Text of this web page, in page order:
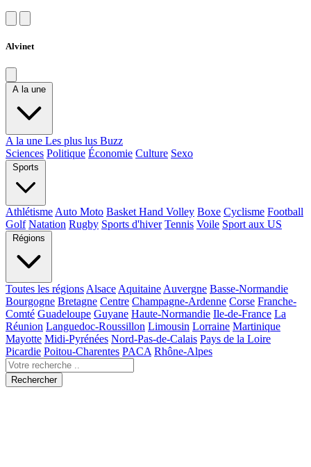
Alvinet
A la une
A la une Les plus lus Buzz
Sciences Politique Économie Culture Sexo
Sports
Athlétisme Auto Moto Basket Hand Volley Boxe Cyclisme Football
Golf Natation Rugby Sports d'hiver Tennis Voile Sport aux US
Régions
Toutes les régions Alsace Aquitaine Auvergne Basse-Normandie
Bourgogne Bretagne Centre Champagne-Ardenne Corse Franche-
Comté Guadeloupe Guyane Haute-Normandie Ile-de-France La
Réunion Languedoc-Roussillon Limousin Lorraine Martinique
Mayotte Midi-Pyrénées Nord-Pas-de-Calais Pays de la Loire
Picardie Poitou-Charentes PACA Rhône-Alpes
Rechercher